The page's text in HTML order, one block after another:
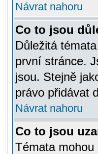
Návrat nahoru
Co to jsou
Důležitá
první stránce.
jsou. Stejně
právo přidávat
Návrat nahoru
Co to jsou
Témata